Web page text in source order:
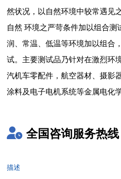
然状况，以自然环境中较常遇见
自然 环境之严苛条件加以组合测
润、常温、低温等环境加以组合
试。主要测试品乃针对在激烈环
汽机车零配件，航空器材、摄影
涂料及电子电机系统等金属电化
全国咨询服务热线
描述